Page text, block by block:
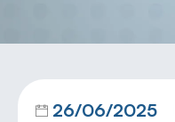
26/06/2025